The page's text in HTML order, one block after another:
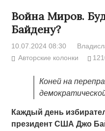
Война Миров.
Байдену?
10.07.2024 08:30
Авторские колонки
Коней на
Каждый день
президент США Джо